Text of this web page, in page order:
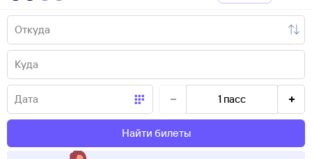
1 пасс
Найти билеты